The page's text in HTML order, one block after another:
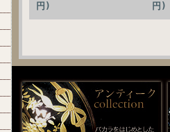
円)
円)